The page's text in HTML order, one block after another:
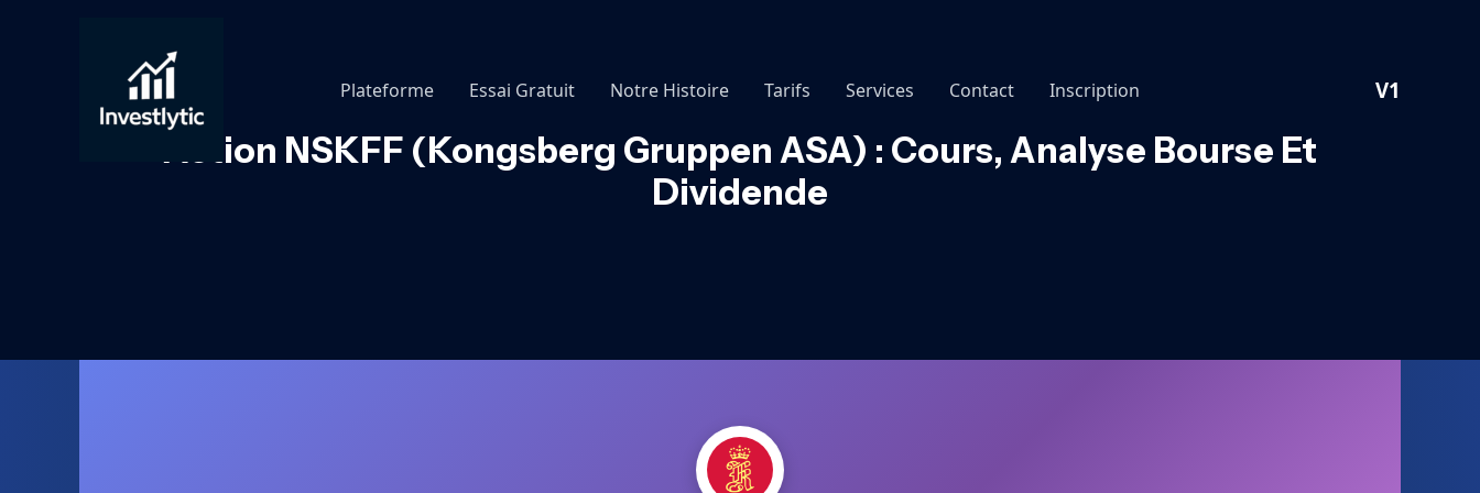
Plateforme
Essai Gratuit Notre Histoire Tarifs Services Contact Inscription V1
Action NSKFF (Kongsberg Gruppen ASA) : Cours, Analyse Bourse Et
Dividende